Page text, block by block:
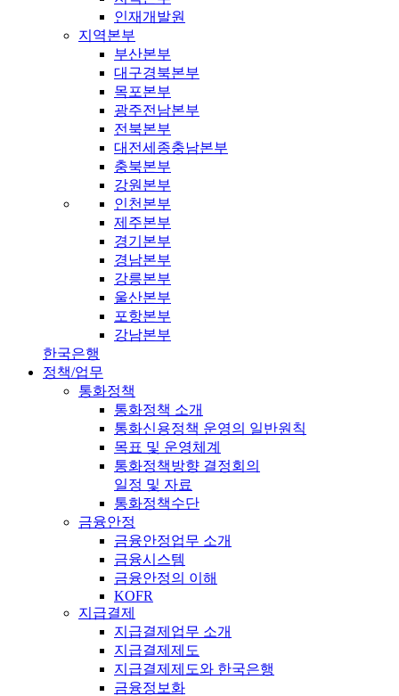
인재개발원
지역본부
부산본부
대구경북본부
목포본부
광주전남본부
전북본부
대전세종충남본부
충북본부
강원본부
인천본부
제주본부
경기본부
경남본부
강릉본부
울산본부
포항본부
강남본부
한국은행
정책/업무
통화정책
통화정책 소개
통화신용정책 운영의 일반원칙
목표 및 운영체계
통화정책방향 결정회의
일정 및 자료
통화정책수단
금융안정
금융안정업무 소개
금융시스템
금융안정의 이해
KOFR
지급결제
지급결제업무 소개
지급결제제도
지급결제제도와 한국은행
금융정보화